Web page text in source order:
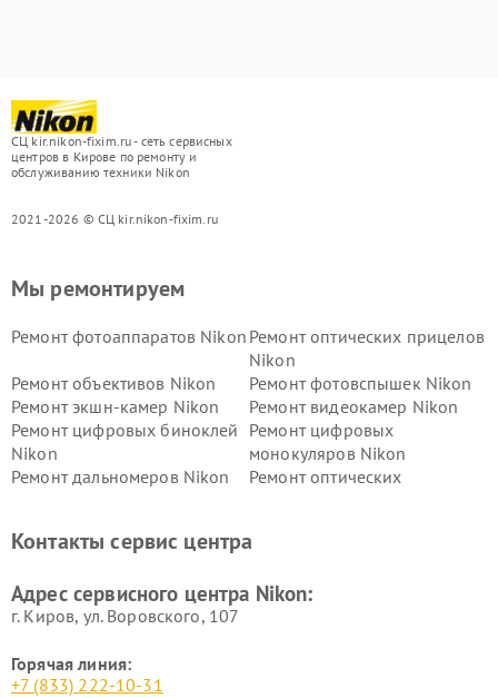
СЦ kir.nikon-fixim.ru - сеть сервисных
центров в Кирове по ремонту и
обслуживанию техники Nikon
2021-2026 © СЦ kir.nikon-fixim.ru
Мы ремонтируем
Ремонт фотоаппаратов Nikon Ремонт оптических прицелов
Nikon
Ремонт объективов Nikon
Ремонт фотовспышек Nikon
Ремонт экшн-камер Nikon
Ремонт видеокамер Nikon
Ремонт цифровых биноклей
Nikon
Ремонт цифровых
монокуляров Nikon
Ремонт дальномеров Nikon
Ремонт оптических
Контакты сервис центра
Адрес сервисного центра Nikon:
г. Киров, ул. Воровского, 107
Горячая линия:
+7 (833) 222-10-31